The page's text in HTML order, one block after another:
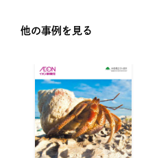
他の事例を見る